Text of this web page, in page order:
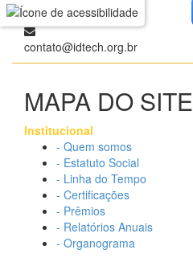
+ 55 (62) 3209.9700
contato@idtech.org.br
MAPA DO SITE
Institucional
- Quem somos
- Estatuto Social
- Linha do Tempo
- Certificações
- Prêmios
- Relatórios Anuais
- Organograma